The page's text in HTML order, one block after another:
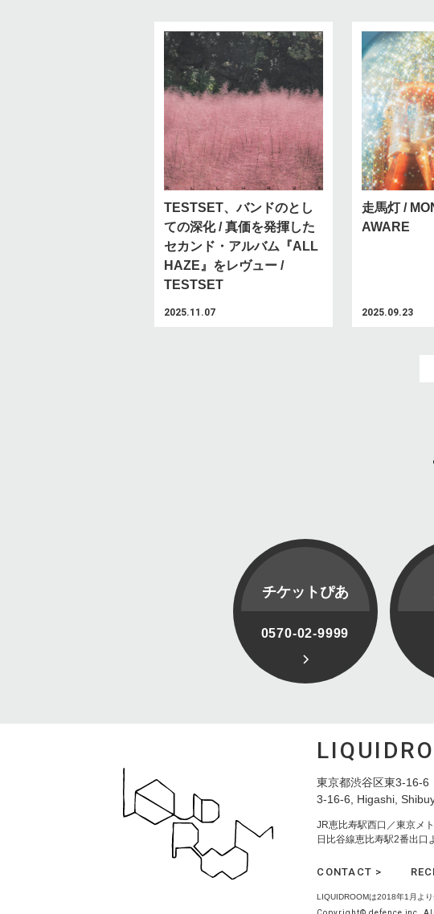
TESTSET、バンドのとし
ての深化 / 真価を発揮した
セカンド・アルバム『ALL
HAZE』をレヴュー /
TESTSET
2025.11.07
走馬灯 /
AWARE
2025.09.23
チケットぴあ
0570-02-9999
東京都渋谷区東3-16-6
3-16-6, Higashi,
JR恵比寿駅西口／東京メ
日比谷線恵比寿駅2番出口
CONTACT >
LIQUIDROOMは2018年1月より